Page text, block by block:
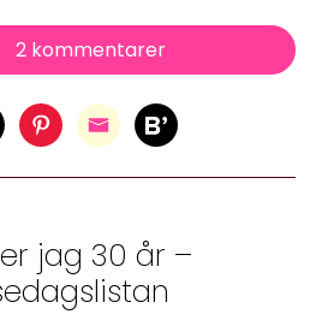
2 kommentarer
jag 30 år –